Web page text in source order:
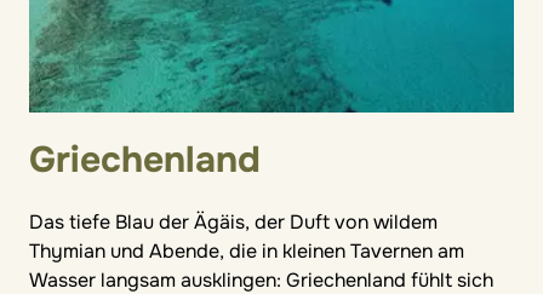
Griechenland
Das tiefe Blau der Ägäis, der Duft von wildem
Thymian und Abende, die in kleinen Tavernen am
Wasser langsam ausklingen: Griechenland fühlt sich